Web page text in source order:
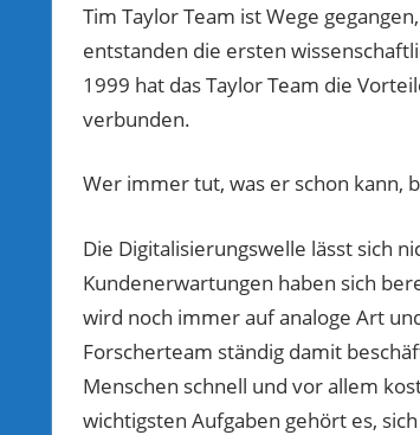
Tim Taylor Team ist Wege
entstanden die ersten
1999 hat das Taylor Team die
verbunden.
Wer immer tut, was er schon kann,
Die Digitalisierungswelle lässt sich
Kundenerwartungen haben sich
wird noch immer auf analoge Art
Forscherteam ständig damit
Menschen schnell und vor allem
wichtigsten Aufgaben gehört es,